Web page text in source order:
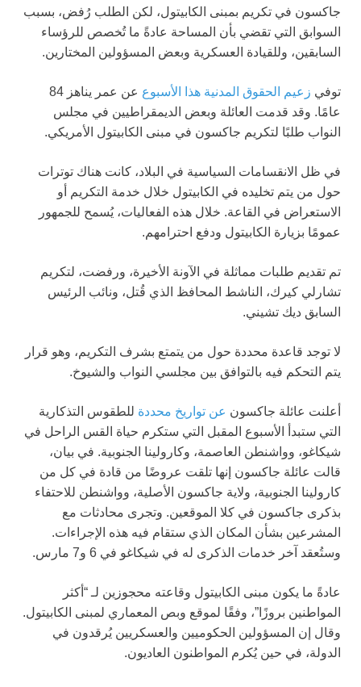
جاكسون في تكريم بمبنى الكابيتول، لكن الطلب رُفض، بسبب
السوابق التي تقضي بأن المساحة عادةً ما تُخصص للرؤساء
السابقين، وللقيادة العسكرية وبعض المسؤولين المختارين.
توفي زعيم الحقوق المدنية هذا الأسبوع
عن عمر يناهز 84
عامًا. وقد قدمت العائلة وبعض الديمقراطيين في مجلس
النواب طلبًا لتكريم جاكسون في مبنى الكابيتول الأمريكي.
في ظل الانقسامات السياسية في البلاد، كانت هناك توترات
حول من يتم تخليده في الكابيتول خلال خدمة التكريم أو
الاستعراض في القاعة. خلال هذه الفعاليات، يُسمح للجمهور
عمومًا بزيارة الكابيتول ودفع احترامهم.
تم تقديم طلبات مماثلة في الآونة الأخيرة، ورفضت، لتكريم
تشارلي كيرك، الناشط المحافظ الذي قُتل، ونائب الرئيس
السابق ديك تشيني.
لا توجد قاعدة محددة حول من يتمتع بشرف التكريم، وهو قرار
يتم التحكم فيه بالتوافق بين مجلسي النواب والشيوخ.
أعلنت عائلة جاكسون عن تواريخ محددة للطقوس التذكارية
التي ستبدأ الأسبوع المقبل التي ستكرم حياة القس الراحل في
شيكاغو، وواشنطن العاصمة، وكارولينا الجنوبية. في بيان،
قالت عائلة جاكسون إنها تلقت عروضًا من قادة في كل من
كارولينا الجنوبية، ولاية جاكسون الأصلية، وواشنطن للاحتفاء
بذكرى جاكسون في كلا الموقعين. وتجرى محادثات مع
المشرعين بشأن المكان الذي ستقام فيه هذه الإجراءات.
وستُعقد آخر خدمات الذكرى له في شيكاغو في 6 و7 مارس.
عادةً ما يكون مبنى الكابيتول وقاعته محجوزين لـ “أكثر
المواطنين بروزًا”، وفقًا لموقع وبص المعماري لمبنى الكابيتول.
وقال إن المسؤولين الحكوميين والعسكريين يُرقدون في
الدولة، في حين يُكرم المواطنون العاديون.